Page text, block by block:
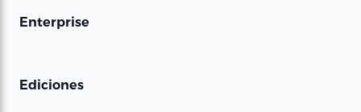
Enterprise
Ediciones